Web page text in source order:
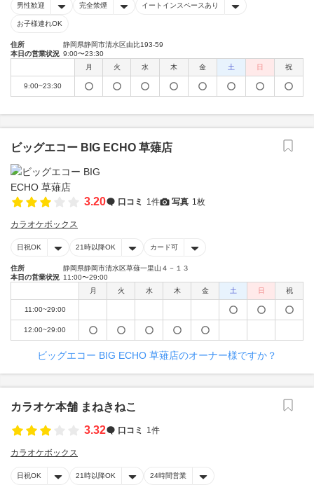
男性歓迎 完全禁煙 イートインスペースあり
お子様連れOK
住所
静岡県静岡市清水区由比193-59
本日の営業状況 9:00〜23:30
月
火 水 木 金 土 日 祝
9:00~23:30
ビッグエコー BIG ECHO 草薙店
3.20 口コミ 1件 写真 1枚
カラオケボックス
日祝OK 21時以降OK カード可
住所
静岡県静岡市清水区草薙一里山４－１３
本日の営業状況 11:00〜29:00
月
火 水 木 金 土 日 祝
11:00~29:00
12:00~29:00
ビッグエコー BIG ECHO 草薙店のオーナー様ですか？
カラオケ本舗 まねきねこ
3.32
口コミ 1件
カラオケボックス
日祝OK 21時以降OK 24時間営業